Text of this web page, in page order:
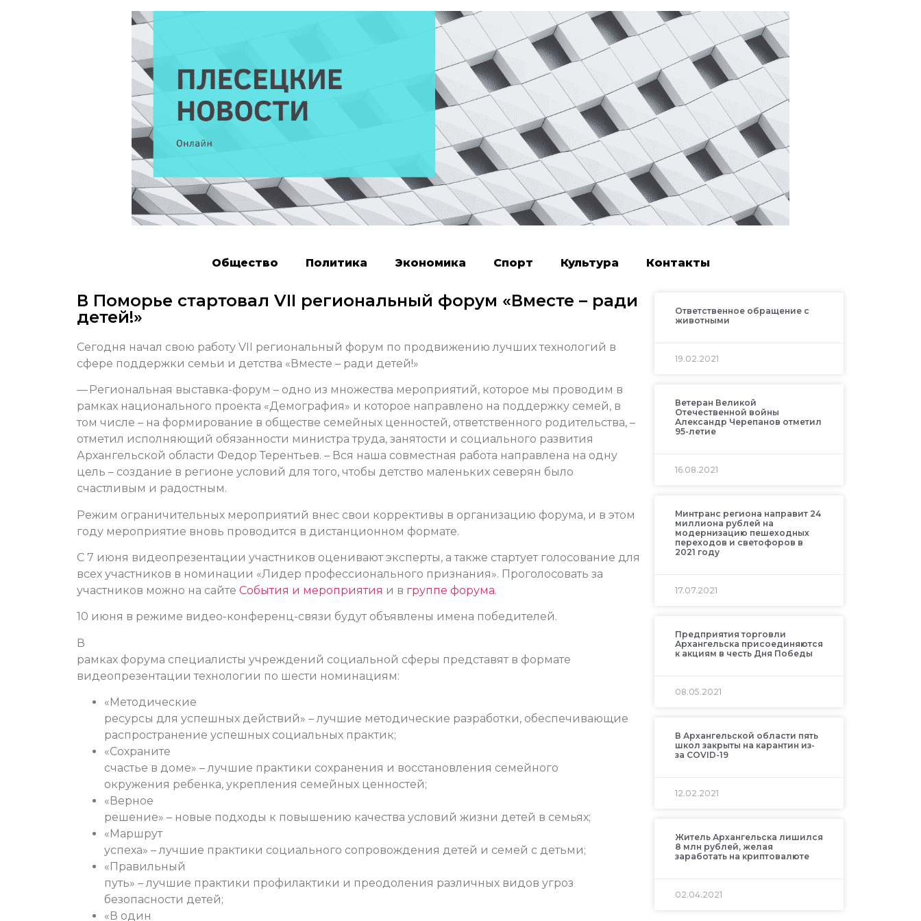
Общество Политика Экономика Спорт Культура Контакты
В Поморье стартовал VII региональный форум «Вместе – ради
детей!»
Сегодня начал свою работу VII региональный форум по продвижению лучших технологий в
сфере поддержки семьи и детства «Вместе – ради детей!»
— Региональная выставка-форум – одно из множества мероприятий, которое мы проводим в
рамках национального проекта «Демография» и которое направлено на поддержку семей, в
том числе – на формирование в обществе семейных ценностей, ответственного родительства, –
отметил исполняющий обязанности министра труда, занятости и социального развития
Архангельской области Федор Терентьев. – Вся наша совместная работа направлена на одну
цель – создание в регионе условий для того, чтобы детство маленьких северян было
счастливым и радостным.
Режим ограничительных мероприятий внес свои коррективы в организацию форума, и в этом
году мероприятие вновь проводится в дистанционном формате.
С 7 июня видеопрезентации участников оценивают эксперты, а также стартует голосование для
всех участников в номинации «Лидер профессионального признания». Проголосовать за
участников можно на сайте События и мероприятия и в группе форума.
10 июня в режиме видео-конференц-связи будут объявлены имена победителей.
В
рамках форума специалисты учреждений социальной сферы представят в формате
видеопрезентации технологии по шести номинациям:
«Методические
ресурсы для успешных действий» – лучшие методические разработки, обеспечивающие
распространение успешных социальных практик;
«Сохраните
счастье в доме» – лучшие практики сохранения и восстановления семейного
окружения ребенка, укрепления семейных ценностей;
«Верное
решение» – новые подходы к повышению качества условий жизни детей в семьях;
«Маршрут
успеха» – лучшие практики социального сопровождения детей и семей с детьми;
«Правильный
путь» – лучшие практики профилактики и преодоления различных видов угроз
безопасности детей;
«В один
Ответственное обращение с
животными
19.02.2021
Ветеран Великой
Отечественной войны
Александр Черепанов отметил
95-летие
16.08.2021
Минтранс региона направит 24
миллиона рублей на
модернизацию пешеходных
переходов и светофоров в
2021 году
17.07.2021
Предприятия торговли
Архангельска присоединяются
к акциям в честь Дня Победы
08.05.2021
В Архангельской области пять
школ закрыты на карантин из-
за COVID-19
12.02.2021
Житель Архангельска лишился
8 млн рублей, желая
заработать на криптовалюте
02.04.2021